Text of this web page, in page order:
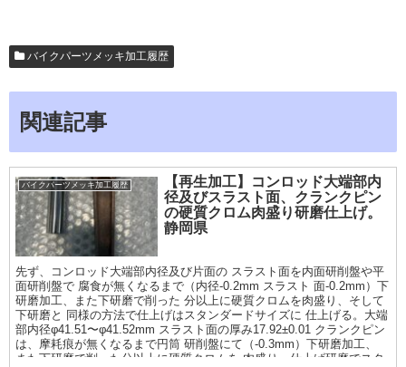
バイクパーツメッキ加工履歴
関連記事
バイクパーツメッキ加工履歴
【再生加工】コンロッド大端部内
径及びスラスト面、クランクピン
の硬質クロム肉盛り研磨仕上げ。
静岡県
先ず、コンロッド大端部内径及び片面の スラスト面を内面研削盤や平
面研削盤で 腐食が無くなるまで（内径-0.2mm スラスト 面-0.2mm）下
研磨加工、また下研磨で削った 分以上に硬質クロムを肉盛り、そして
下研磨と 同様の方法で仕上げはスタンダードサイズに 仕上げる。大端
部内径φ41.51〜φ41.52mm スラスト面の厚み17.92±0.01 クランクピン
は、摩耗痕が無くなるまで円筒 研削盤にて（-0.3mm）下研磨加工、
また下研磨で削った分以上に硬質クロムを 肉盛り、仕上げ研磨でスタ